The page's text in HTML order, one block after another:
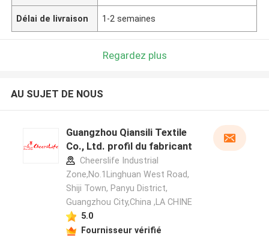
Délai de livraison 1-2 semaines
Regardez plus
AU SUJET DE NOUS
Guangzhou Qiansili Textile
Co., Ltd. profil du fabricant
Cheerslife Industrial
Zone,No.1Linghuan West Road,
Shiji Town, Panyu District,
Guangzhou City,China ,LA CHINE
5.0
Fournisseur vérifié